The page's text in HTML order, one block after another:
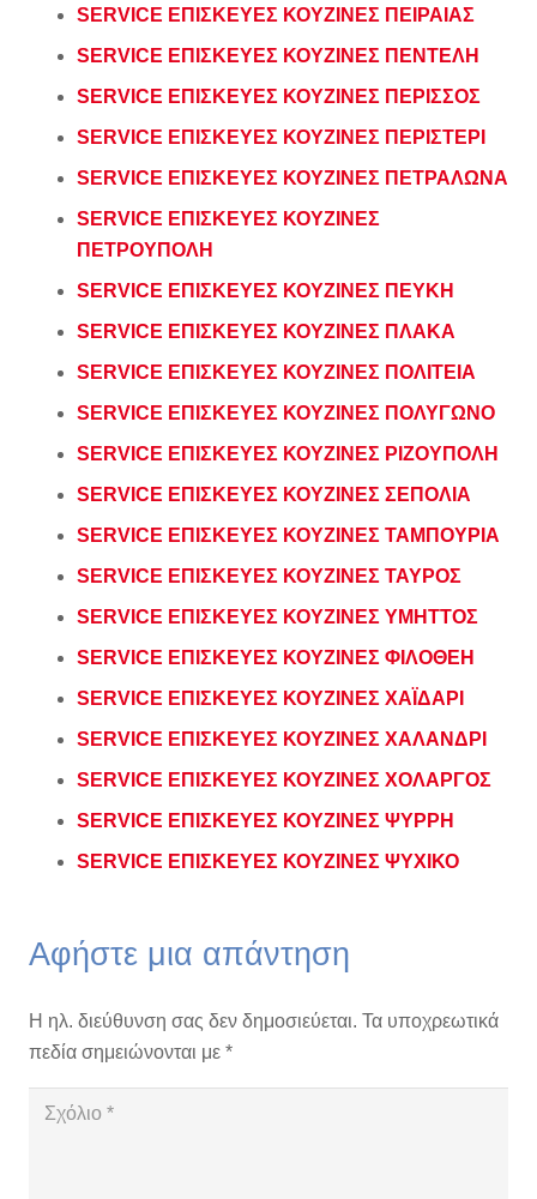
SERVICE ΕΠΙΣΚΕΥΕΣ ΚΟΥΖΙΝΕΣ ΠΕΙΡΑΙΑΣ
SERVICE ΕΠΙΣΚΕΥΕΣ ΚΟΥΖΙΝΕΣ ΠΕΝΤΕΛΗ
SERVICE ΕΠΙΣΚΕΥΕΣ ΚΟΥΖΙΝΕΣ ΠΕΡΙΣΣΟΣ
SERVICE ΕΠΙΣΚΕΥΕΣ ΚΟΥΖΙΝΕΣ ΠΕΡΙΣΤΕΡΙ
SERVICE ΕΠΙΣΚΕΥΕΣ ΚΟΥΖΙΝΕΣ ΠΕΤΡΑΛΩΝΑ
SERVICE ΕΠΙΣΚΕΥΕΣ ΚΟΥΖΙΝΕΣ
ΠΕΤΡΟΥΠΟΛΗ
SERVICE ΕΠΙΣΚΕΥΕΣ ΚΟΥΖΙΝΕΣ ΠΕΥΚΗ
SERVICE ΕΠΙΣΚΕΥΕΣ ΚΟΥΖΙΝΕΣ ΠΛΑΚΑ
SERVICE ΕΠΙΣΚΕΥΕΣ ΚΟΥΖΙΝΕΣ ΠΟΛΙΤΕΙΑ
SERVICE ΕΠΙΣΚΕΥΕΣ ΚΟΥΖΙΝΕΣ ΠΟΛΥΓΩΝΟ
SERVICE ΕΠΙΣΚΕΥΕΣ ΚΟΥΖΙΝΕΣ ΡΙΖΟΥΠΟΛΗ
SERVICE ΕΠΙΣΚΕΥΕΣ ΚΟΥΖΙΝΕΣ ΣΕΠΟΛΙΑ
SERVICE ΕΠΙΣΚΕΥΕΣ ΚΟΥΖΙΝΕΣ ΤΑΜΠΟΥΡΙΑ
SERVICE ΕΠΙΣΚΕΥΕΣ ΚΟΥΖΙΝΕΣ ΤΑΥΡΟΣ
SERVICE ΕΠΙΣΚΕΥΕΣ ΚΟΥΖΙΝΕΣ ΥΜΗΤΤΟΣ
SERVICE ΕΠΙΣΚΕΥΕΣ ΚΟΥΖΙΝΕΣ ΦΙΛΟΘΕΗ
SERVICE ΕΠΙΣΚΕΥΕΣ ΚΟΥΖΙΝΕΣ ΧΑΪΔΑΡΙ
SERVICE ΕΠΙΣΚΕΥΕΣ ΚΟΥΖΙΝΕΣ ΧΑΛΑΝΔΡΙ
SERVICE ΕΠΙΣΚΕΥΕΣ ΚΟΥΖΙΝΕΣ ΧΟΛΑΡΓΟΣ
SERVICE ΕΠΙΣΚΕΥΕΣ ΚΟΥΖΙΝΕΣ ΨΥΡΡΗ
SERVICE ΕΠΙΣΚΕΥΕΣ ΚΟΥΖΙΝΕΣ ΨΥΧΙΚΟ
Αφήστε μια απάντηση
Η ηλ. διεύθυνση σας δεν δημοσιεύεται. Τα υποχρεωτικά
πεδία σημειώνονται με *